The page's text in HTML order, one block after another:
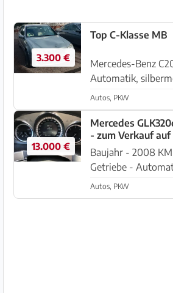
3.300 €
Top C-Klasse MB
Mercedes-Benz
Automatik,
gepflegt, 200.000
Tempomat,
TÜV/ITV bis
Nummer, AHK
Delle...
Autos, PKW
13.000 €
Mercedes
- zum Verkauf auf
Baujahr - 2008
Getriebe -
Diesel. Antrieb -
(Allradantrieb)
Autos, PKW